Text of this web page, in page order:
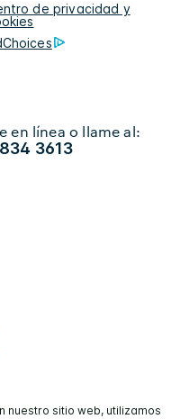
de privacidad y
en línea o llame al:
3613
nuestro sitio web, utilizamos